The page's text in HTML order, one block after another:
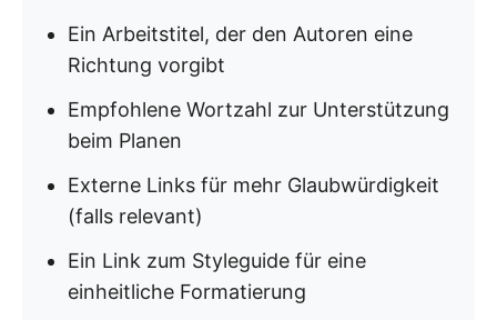
Ein Arbeitstitel, der den Autoren eine
Richtung vorgibt
Empfohlene Wortzahl zur Unterstützung
beim Planen
Externe Links für mehr Glaubwürdigkeit
(falls relevant)
Ein Link zum Styleguide für eine
einheitliche Formatierung